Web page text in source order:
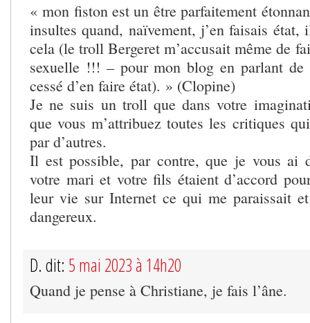
« mon fiston est un être parfaitement
insultes quand, naïvement, j’en faisais état,
cela (le troll Bergeret m’accusait même de
sexuelle !!! – pour mon blog en parlant
cessé d’en faire état). » (Clopine)
Je ne suis un troll que dans votre
que vous m’attribuez toutes les critiques
par d’autres.
Il est possible, par contre, que je vous ai
votre mari et votre fils étaient d’accord
leur vie sur Internet ce qui me paraissait
dangereux.
D. dit: 5 mai 2023 à 14h20
Quand je pense à Christiane, je fais l’âne.